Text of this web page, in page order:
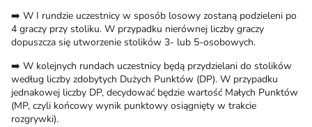
➡️ W I rundzie uczestnicy w sposób losowy zostaną podzieleni po
4 graczy przy stoliku. W przypadku nierównej liczby graczy
dopuszcza się utworzenie stolików 3- lub 5-osobowych.
➡️ W kolejnych rundach uczestnicy będą przydzielani do stolików
według liczby zdobytych Dużych Punktów (DP). W przypadku
jednakowej liczby DP, decydować będzie wartość Małych Punktów
(MP, czyli końcowy wynik punktowy osiągnięty w trakcie
rozgrywki).